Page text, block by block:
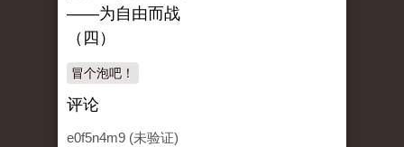
——为自由而战
（四）
冒个泡吧！
评论
e0f5n4m9 (未验证)